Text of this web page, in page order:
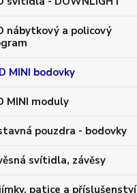
nábytkový a policový
MINI bodovky
MINI moduly
pouzdra - bodovky
svítidla, závěsy
patice a příslušenství